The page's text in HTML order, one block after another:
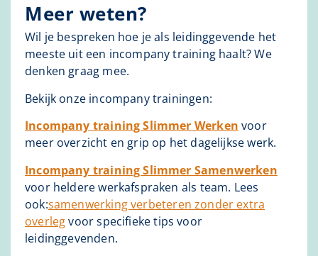
Meer weten?
Wil je bespreken hoe je als leidinggevende het
meeste uit een incompany training haalt? We
denken graag mee.
Bekijk onze incompany trainingen:
Incompany training Slimmer Werken voor
meer overzicht en grip op het dagelijkse werk.
Incompany training Slimmer Samenwerken
voor heldere werkafspraken als team. Lees
ook:samenwerking verbeteren zonder extra
overlegvoor specifieke tips voor
leidinggevenden.